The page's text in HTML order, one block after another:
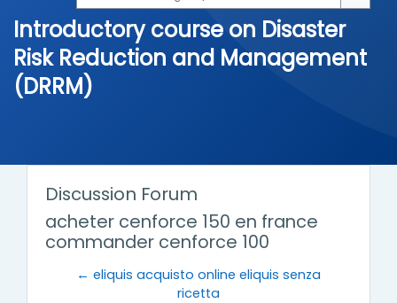
Introductory course on Disaster
Risk Reduction and Management
(DRRM)
Discussion Forum
acheter cenforce 150 en france
commander cenforce 100
← eliquis acquisto online eliquis senza
ricetta